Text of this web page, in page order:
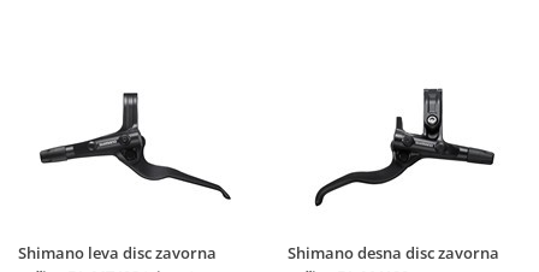
Shimano leva disc zavorna
Shimano desna disc zavorna